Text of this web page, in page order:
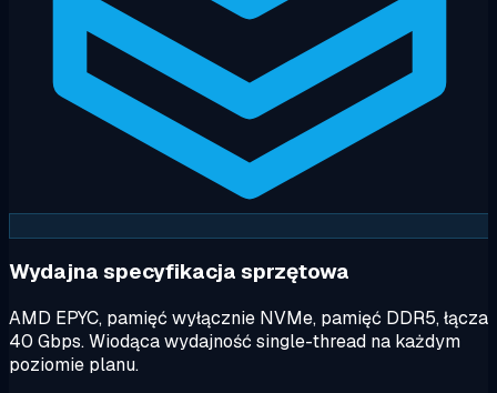
Wydajna specyfikacja sprzętowa
AMD EPYC, pamięć wyłącznie NVMe, pamięć DDR5, łącza
40 Gbps. Wiodąca wydajność single-thread na każdym
poziomie planu.